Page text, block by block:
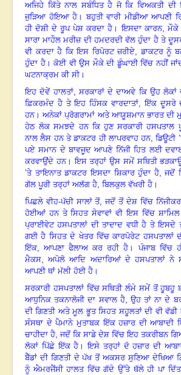
ਅਜਿਹੇ ਕਿੱਤੇ ਨਾਲ ਸਬੰਧਿਤ ਹੈ ਜੋ ਕਿ ਵਿਅਕਤੀ ਦੀ
ਜੁੜਿਆ ਹੋਇਆ ਹੈ । ਬਹੁਤੀ ਵਾਰੀ ਮੀਡੀਆ ਆਪਣੀ
ਹੀ ਦੋਸ਼ੀ ਦੇ ਰੂਪ ਪੇਸ਼ ਕਰਦਾ ਹੈ ।ਇਸਦਾ ਕਾਰਨ, ਮੌਕੇ
ਸਾਰਾ ਮਾਹੌਲ ਮਰੀਜ਼ ਦੀ ਹਮਦਰਦੀ ਵੱਲ ਹੁੰਦਾ ਹੈ ਤੇ
ਵੀ ਕਰਦਾ ਹੈ ਕਿ ਇਸ ਰਿਪੋਰਟ ਜ਼ਰੀਏ, ਡਾਕਟਰ ਨੂੰ
ਹੁੰਦਾ ਹੈ। ਕੋਈ ਵੀ ਉਸ ਮੌਕੇ ਦੀ ਡੂੰਘਾਈ ਵਿੱਚ ਨਹੀਂ
ਘਟਨਾਕ੍ਰਮ ਕੀ ਸੀ।
ਇਹ ਦੋਵੇਂ ਹਾਲਤਾਂ, ਸਰਕਾਰਾਂ ਦੇ ਦਾਅਵੇ ਕਿ ਉਹ ਲੋਕਾਂ
ਫ਼ਿਕਰਮੰਦ ਹੈ ਤੇ ਇਹ ਹਿੰਸਕ ਵਾਰਦਾਤਾਂ, ਇੱਕ ਦੂਸਰੇ
ਹਨ।ਅਨੇਕਾਂ ਪ੍ਰੋਗਰਾਮਾਂ ਅਤੇ ਆਯੂਸ਼ਮਾਨ ਭਾਰਤ ਦੀ
ਹੇਠ ਲੋਕ ਸਮਝਦੇ ਹਨ ਕਿ ਹੁਣ ਸਰਕਾਰੀ ਹਸਪਤਾਲ
ਨਾਲ ਲੈਸ ਹਨ ਤੇ ਡਾਕਟਰ ਹੀ ਲਾਪਰਵਾਹ ਹਨ, ਡਿਊਟੀ
ਪਏ ਸਮਾਨ ਦੇ ਬਾਵਜੂਦ ਆਪਣੇ ਨਿੱਜੀ ਹਿਤ ਲਈ
ਕਰਵਾਉਂਦੇ ਹਨ।ਇਸ ਤਰ੍ਹਾਂ ਉਸ ਸਮੇਂ ਸਥਿਤੀ
’ਤੇ ਤਾਇਨਾਤ ਡਾਕਟਰ ਇਸਦਾ ਸ਼ਿਕਾਰ ਹੁੰਦਾ ਹੈ, ਜਦੋਂ
ਗੱਲ ਪੂਰੀ ਤਰ੍ਹਾਂ ਅਲੱਗ ਹੈ, ਬਿਲਕੁਲ ਵੱਖਰੀ ਹੈ ।
ਪਿਛਲੇ ਵੀਹ-ਪੱਚੀ ਸਾਲਾਂ ਤੋਂ, ਜਦੋਂ ਤੋਂ ਦੇਸ਼ ਵਿੱਚ
ਹੋਈਆਂ ਹਨ ਤੇ ਸਿਹਤ ਸੇਵਾਵਾਂ ਵੀ ਇਸ ਵਿੱਚ
ਪ੍ਰਾਈਵੇਟ ਹਸਪਤਾਲਾਂ ਦੀ ਤਾਦਾਦ ਵਧੀ ਹੈ ਤੇ ਇਸਦੇ
ਗਈ ਹੈ ਸਿਹਤ ਦੇ ਖੇਤਰ ਵਿੱਚ ਕਾਰਪੋਰੇਟ ਹਸਪਤਾਲਾਂ
ਇੱਕ, ਆਪਣਾ ਫੈਲਾਅ ਕਰ ਰਹੀ ਹੈ । ਪੰਜਾਬ ਵਿੱਚ
ਮੈਕਸ, ਅਪੋਲੋ ਆਦਿ ਅਦਾਰਿਆਂ ਦੇ ਹਸਪਤਾਲਾਂ ਨੇ
ਆਪਣੀ ਥਾਂ ਮੱਲੀ ਹੋਈ ਹੈ ।
ਸਰਕਾਰੀ ਹਸਪਤਾਲਾਂ ਵਿੱਚ ਸਥਿਤੀ ਲੰਮੇ ਸਮੇਂ ਤੋਂ ਹੂਬਹੂ
ਆਧੁਨਿਕ ਤਕਨਾਲੋਜੀ ਦਾ ਸਵਾਲ ਹੈ, ਉਹ ਤਾਂ ਨਾ ਦੇ
ਦੀ ਗਿਣਤੀ ਅਤੇ ਮੂਲ ਭੂਤ ਸਿਹਤ ਸਹੂਲਤਾਂ ਦੀ ਵੀ ਵੱਡੀ
ਸੰਸਥਾ ਦੇ ਪੈਮਾਨੇ ਮੁਤਾਬਕ ਇੱਕ ਹਜ਼ਾਰ ਦੀ ਆਬਾਦੀ
ਚਾਹੀਦਾ ਹੈ, ਜਦੋਂ ਕਿ ਸਾਡੇ ਦੇਸ਼ ਵਿੱਚ ਇਹ ਤਕਰੀਬਨ
ਲੋਕਾਂ ਪਿੱਛੇ ਇੱਕ ਹੈ ।ਇਸੇ ਤਰ੍ਹਾਂ ਦੋ ਹਜ਼ਾਰ ਦੀ
ਬੈੱਡਾਂ ਦੀ ਗਿਣਤੀ ਦੇ ਪੱਖ ਤੋਂ ਅਕਸਰ ਸੁਣਿਆ ਦੇਖਿਆ
ਨੂੰ ਐਮਰਜੈਂਸੀ ਹਾਲਤ ਵਿੱਚ ਗੱਦੇ ਉੱਤੇ ਥੱਲੇ ਹੀ ਪਾ